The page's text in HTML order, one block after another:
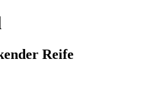
Reife